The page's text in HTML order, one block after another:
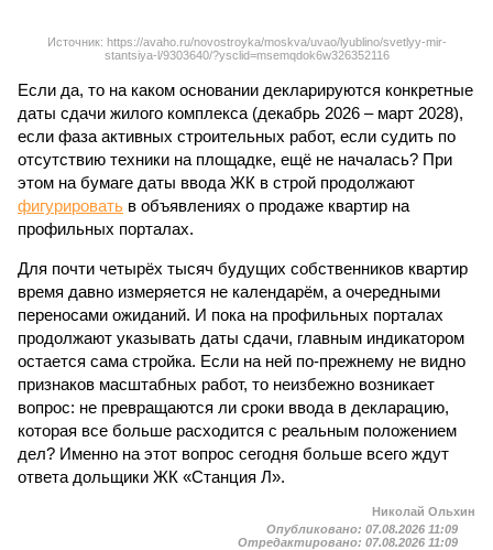
Источник: https://avaho.ru/novostroyka/moskva/uvao/lyublino/svetlyy-mir-
stantsiya-l/9303640/?ysclid=msemqdok6w326352116
Если да, то на каком основании декларируются конкретные
даты сдачи жилого комплекса (декабрь 2026 – март 2028),
если фаза активных строительных работ, если судить по
отсутствию техники на площадке, ещё не началась? При
этом на бумаге даты ввода ЖК в строй продолжают
фигурировать в объявлениях о продаже квартир на
профильных порталах.
Для почти четырёх тысяч будущих собственников квартир
время давно измеряется не календарём, а очередными
переносами ожиданий. И пока на профильных порталах
продолжают указывать даты сдачи, главным индикатором
остается сама стройка. Если на ней по-прежнему не видно
признаков масштабных работ, то неизбежно возникает
вопрос: не превращаются ли сроки ввода в декларацию,
которая все больше расходится с реальным положением
дел? Именно на этот вопрос сегодня больше всего ждут
ответа дольщики ЖК «Станция Л».
Николай Ольхин
Опубликовано: 07.08.2026 11:09
Отредактировано: 07.08.2026 11:09